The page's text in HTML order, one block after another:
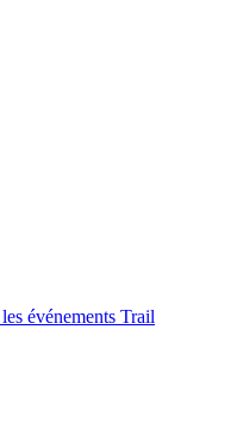
événements Trail